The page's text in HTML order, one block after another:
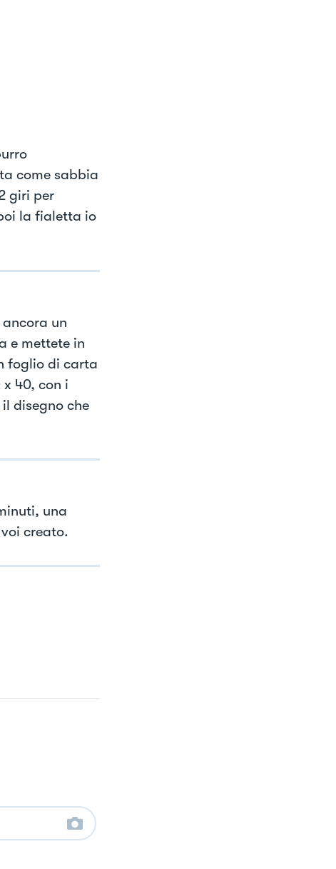
come sabbia
giri per
la fialetta io
un
e mettete in
foglio di carta
40, con i
disegno che
una
creato.